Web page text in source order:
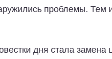
проблемы. Тем
дня стала